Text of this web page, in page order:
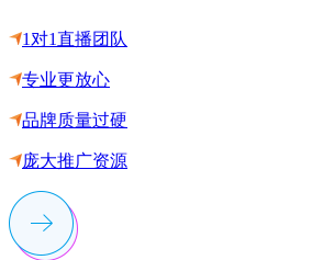
1对1直播团队
专业更放心
品牌质量过硬
庞大推广资源